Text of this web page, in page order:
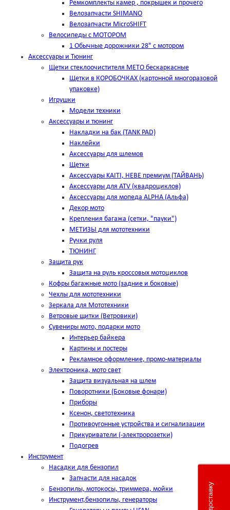
Ремкомплекты камер , покрышек и прочего
Велозапчасти SHIMANO
Велозапчасти MicroSHIFT
Велосипеды с МОТОРОМ
1 Обычные дорожники 28" с мотором
Аксессуары и Тюнинг
Щетки стеклоочистителя METO бескаркасные
Щетки в КОРОБОЧКАХ (картонной многоразовой
упаковке)
Игрушки
Модели техники
Аксессуары и тюнинг
Накладки на бак (TANK PAD)
Наклейки
Аксессуары для шлемов
Щетки
Аксессуары KAITI, HEBE премиум (ТАЙВАНЬ)
Аксессуары для ATV (квадроциклов)
Аксессуары для мопеда ALPHA (Альфа)
Декор мото
Крепления багажа (сетки, "пауки")
МЕТИЗЫ для мототехники
Ручки руля
ТЮНИНГ
Защита рук
Защита на руль кроссовых мотоциклов
Кофры багажные мото (задние и боковые)
Чехлы для мототехники
Зеркала для Мототехники
Ветровые щитки (Ветровики)
Сувениры мото, подарки мото
Интерьер байкера
Картины и постеры
Рекламное оформление, промо-материалы
Электроника, мото свет
Защита визуальная на шлем
Поворотники (Боковые фонари)
Приборы
Ксенон, светотехника
Противоугонные устройства и сигнализации
Прикуриватели (-электророзетки)
Подогрев
Инструмент
Насадки для бензопил
Запчасти для насадок
Бензопилы, мотокосы, триммера, мойки
Инструмент,бензопилы, генераторы